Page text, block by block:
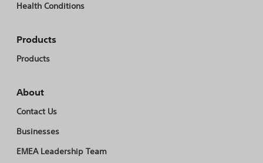
Health Conditions
Products
Products
About
Contact Us
Businesses
EMEA Leadership Team